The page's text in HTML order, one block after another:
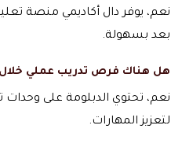
نعم، يوفر دال أكاديمي منصة
بعد بسهولة.
هل هناك فرص تدريب عملي خلال
نعم، تحتوي الدبلومة على
لتعزيز المهارات.